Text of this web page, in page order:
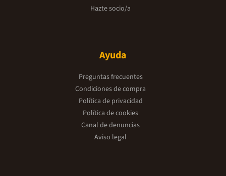
Hazte socio/a
Ayuda
Preguntas frecuentes
Condiciones de compra
Política de privacidad
Política de cookies
Canal de denuncias
Aviso legal